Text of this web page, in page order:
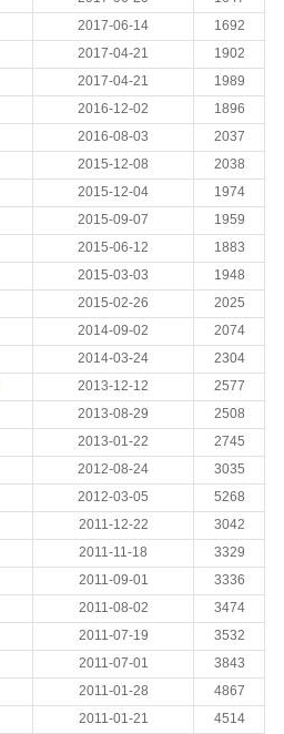
2017-06-14
1692
2017-04-21
1902
2017-04-21
1989
2016-12-02
1896
2016-08-03
2037
2015-12-08
2038
2015-12-04
1974
2015-09-07
1959
2015-06-12
1883
2015-03-03
1948
2015-02-26
2025
2014-09-02
2074
2014-03-24
2304
2013-12-12
2577
2013-08-29
2508
2013-01-22
2745
2012-08-24
3035
2012-03-05
5268
2011-12-22
3042
2011-11-18
3329
2011-09-01
3336
2011-08-02
3474
2011-07-19
3532
2011-07-01
3843
2011-01-28
4867
2011-01-21 4514